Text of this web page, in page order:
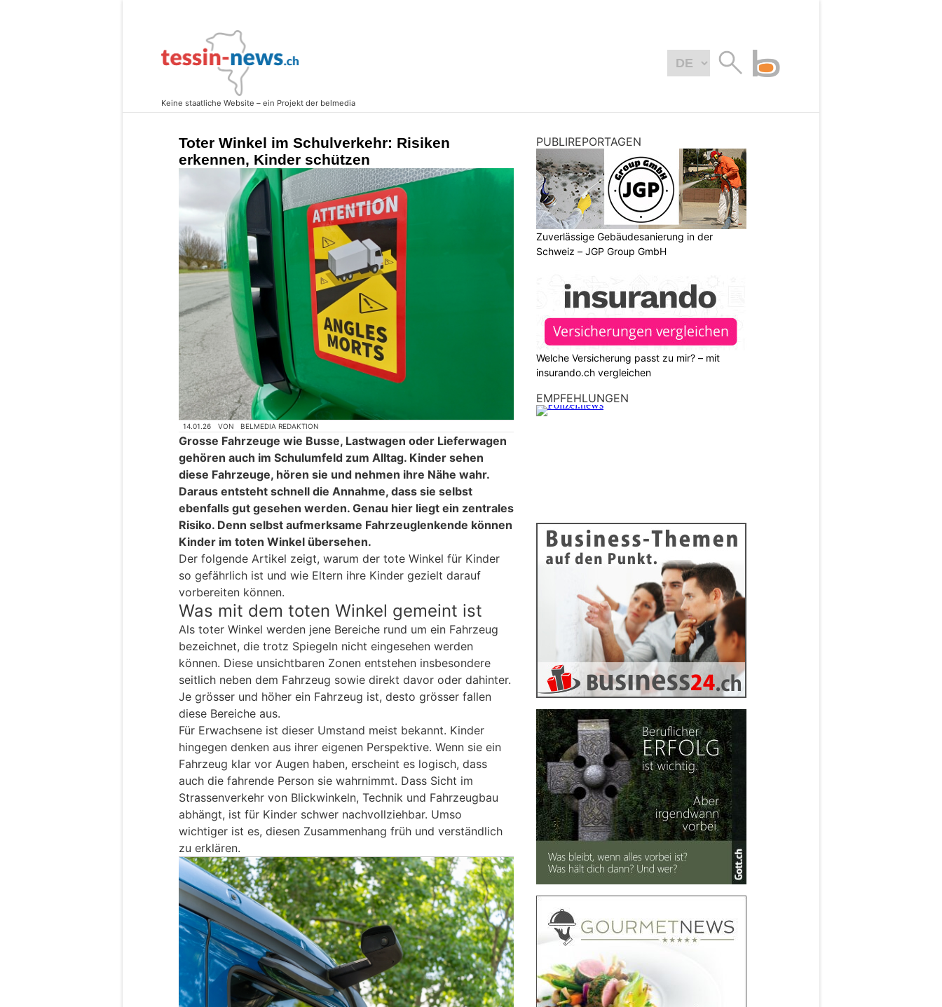
Toter Winkel im Schulverkehr: Risiken
erkennen, Kinder schützen
14.01.26 VON BELMEDIA REDAKTION
Grosse Fahrzeuge wie Busse, Lastwagen oder Lieferwagen
gehören auch im Schulumfeld zum Alltag. Kinder sehen
diese Fahrzeuge, hören sie und nehmen ihre Nähe wahr.
Daraus entsteht schnell die Annahme, dass sie selbst
ebenfalls gut gesehen werden. Genau hier liegt ein zentrales
Risiko. Denn selbst aufmerksame Fahrzeuglenkende können
Kinder im toten Winkel übersehen.
Der folgende Artikel zeigt, warum der tote Winkel für Kinder
so gefährlich ist und wie Eltern ihre Kinder gezielt darauf
vorbereiten können.
Was mit dem toten Winkel gemeint ist
Als toter Winkel werden jene Bereiche rund um ein Fahrzeug
bezeichnet, die trotz Spiegeln nicht eingesehen werden
können. Diese unsichtbaren Zonen entstehen insbesondere
seitlich neben dem Fahrzeug sowie direkt davor oder dahinter.
Je grösser und höher ein Fahrzeug ist, desto grösser fallen
diese Bereiche aus.
Für Erwachsene ist dieser Umstand meist bekannt. Kinder
hingegen denken aus ihrer eigenen Perspektive. Wenn sie ein
Fahrzeug klar vor Augen haben, erscheint es logisch, dass
auch die fahrende Person sie wahrnimmt. Dass Sicht im
Strassenverkehr von Blickwinkeln, Technik und Fahrzeugbau
abhängt, ist für Kinder schwer nachvollziehbar. Umso
wichtiger ist es, diesen Zusammenhang früh und verständlich
zu erklären.
PUBLIREPORTAGEN
Zuverlässige Gebäudesanierung in der
Schweiz – JGP Group GmbH
Welche Versicherung passt zu mir? – mit
insurando.ch vergleichen
EMPFEHLUNGEN